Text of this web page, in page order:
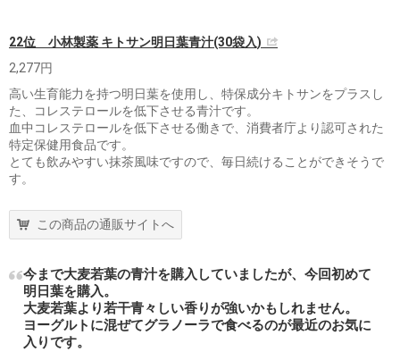
22位 小林製薬 キトサン明日葉青汁(30袋入)
2,277円
高い生育能力を持つ明日葉を使用し、特保成分キトサンをプラスし
た、コレステロールを低下させる青汁です。
血中コレステロールを低下させる働きで、消費者庁より認可された
特定保健用食品です。
とても飲みやすい抹茶風味ですので、毎日続けることができそうで
す。
この商品の通販サイトへ
今まで大麦若葉の青汁を購入していましたが、今回初めて
明日葉を購入。
大麦若葉より若干青々しい香りが強いかもしれません。
ヨーグルトに混ぜてグラノーラで食べるのが最近のお気に
入りです。